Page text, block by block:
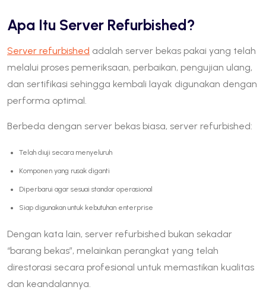
Apa Itu Server Refurbished?
Server refurbished adalah server bekas pakai yang telah
melalui proses pemeriksaan, perbaikan, pengujian ulang,
dan sertifikasi sehingga kembali layak digunakan dengan
performa optimal.
Berbeda dengan server bekas biasa, server refurbished:
Telah diuji secara menyeluruh
Komponen yang rusak diganti
Diperbarui agar sesuai standar operasional
Siap digunakan untuk kebutuhan enterprise
Dengan kata lain, server refurbished bukan sekadar
“barang bekas”, melainkan perangkat yang telah
direstorasi secara profesional untuk memastikan kualitas
dan keandalannya.